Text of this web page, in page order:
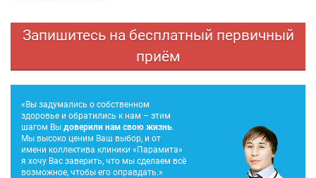
Запишитесь на бесплатный первичный
приём
«Вы задумались о собственном
здоровье и обратились к нам – этим
шагом Вы доверили нам свою жизнь.
Мы высоко ценим Ваш выбор, и от
имени коллектива клиники «Парамита»
я хочу Вас заверить, что мы сделаем всё
возможное, чтобы его оправдать.»